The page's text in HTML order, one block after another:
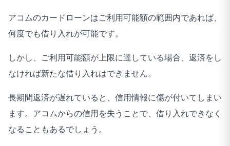
アコムのカードローンはご利用可能額の範囲内であれば、
何度でも借り入れが可能です。
しかし、ご利用可能額が上限に達している場合、返済をし
なければ新たな借り入れはできません。
長期間返済が遅れていると、信用情報に傷が付いてしまい
ます。アコムからの信用を失うことで、借り入れできなく
なることもあるでしょう。